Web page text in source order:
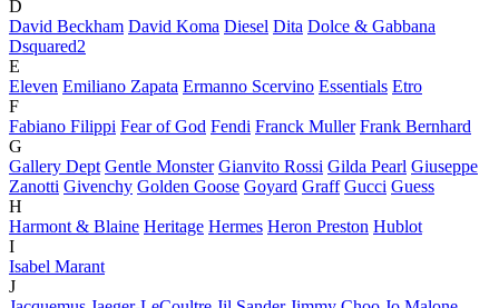
D
David Beckham David Koma Diesel Dita Dolce & Gabbana
Dsquared2
E
Eleven Emiliano Zapata Ermanno Scervino Essentials Etro
F
Fabiano Filippi Fear of God Fendi Franck Muller Frank Bernhard
G
Gallery Dept Gentle Monster Gianvito Rossi Gilda Pearl Giuseppe
Zanotti Givenchy Golden Goose Goyard Graff Gucci Guess
H
Harmont & Blaine Heritage Hermes Heron Preston Hublot
I
Isabel Marant
J